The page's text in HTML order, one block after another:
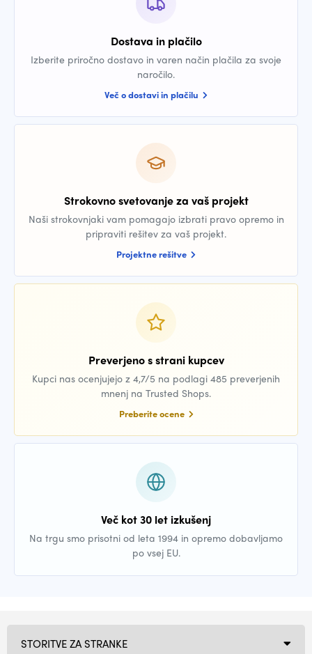
Dostava in plačilo
Izberite priročno dostavo in varen način plačila za svoje
naročilo.
Več o dostavi in plačilu
Strokovno svetovanje za vaš projekt
Naši strokovnjaki vam pomagajo izbrati pravo opremo in
pripraviti rešitev za vaš projekt.
Projektne rešitve
Preverjeno s strani kupcev
Kupci nas ocenjujejo z 4,7/5 na podlagi 485 preverjenih
mnenj na Trusted Shops.
Preberite ocene
Več kot 30 let izkušenj
Na trgu smo prisotni od leta 1994 in opremo dobavljamo
po vsej EU.
STORITVE ZA STRANKE